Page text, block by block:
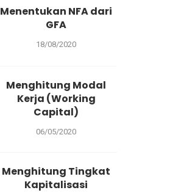
Menentukan NFA dari
GFA
18/08/2020
Menghitung Modal
Kerja (Working
Capital)
06/05/2020
Menghitung Tingkat
Kapitalisasi